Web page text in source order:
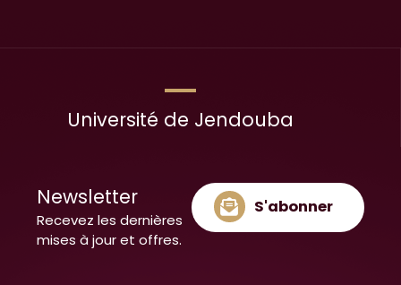
Université de Jendouba
Newsletter
Recevez les dernières
mises à jour et offres.
S'abonner